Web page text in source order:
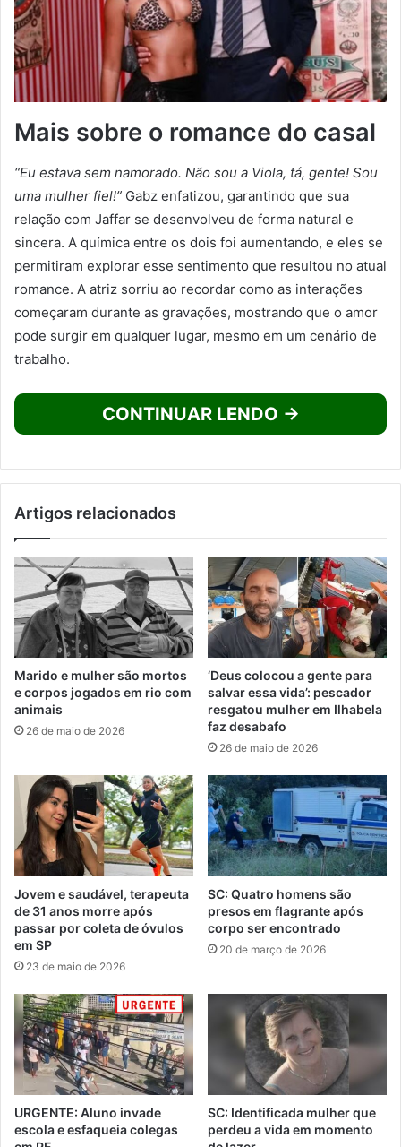
Mais sobre o romance do casal
“Eu estava sem namorado. Não sou a Viola, tá, gente! Sou
uma mulher fiel!” Gabz enfatizou, garantindo que sua
relação com Jaffar se desenvolveu de forma natural e
sincera. A química entre os dois foi aumentando, e eles se
permitiram explorar esse sentimento que resultou no atual
romance. A atriz sorriu ao recordar como as interações
começaram durante as gravações, mostrando que o amor
pode surgir em qualquer lugar, mesmo em um cenário de
trabalho.
CONTINUAR LENDO →
Artigos relacionados
Marido e mulher são mortos
e corpos jogados em rio com
animais
26 de maio de 2026
‘Deus colocou a gente para
salvar essa vida’: pescador
resgatou mulher em Ilhabela
faz desabafo
26 de maio de 2026
Jovem e saudável, terapeuta
de 31 anos morre após
passar por coleta de óvulos
em SP
23 de maio de 2026
SC: Quatro homens são
presos em flagrante após
corpo ser encontrado
20 de março de 2026
URGENTE: Aluno invade
escola e esfaqueia colegas
SC: Identificada mulher que
perdeu a vida em momento